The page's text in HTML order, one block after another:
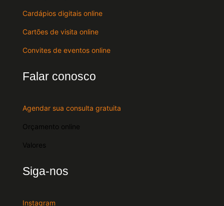
Cardápios digitais online
Cartões de visita online
Convites de eventos online
Falar conosco
Agendar sua consulta gratuita
Orçamento online
Valores
Siga-nos
Instagram